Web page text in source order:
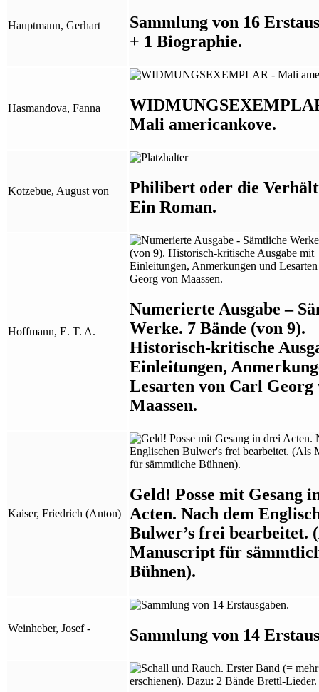
Hauptmann, Gerhart
Sammlung von 16
+ 1 Biographie.
Hasmandova, Fanna
Mali americankove.
Kotzebue, August von
Philibert oder die
Ein Roman.
Hoffmann, E. T. A.
Numerierte Ausgabe –
Werke. 7 Bände (von 9).
Historisch-kritische
Einleitungen,
Lesarten von Carl Georg
Maassen.
Kaiser, Friedrich (Anton)
Geld! Posse mit Gesang
Acten. Nach dem
Bulwer’s frei bearbeitet.
Manuscript für
Bühnen).
Weinheber, Josef - Sammlung von 14